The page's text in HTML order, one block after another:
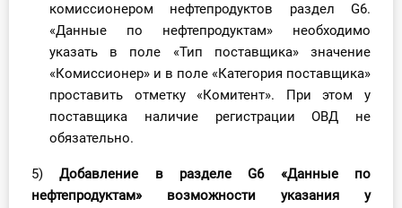
комиссионером нефтепродуктов раздел G6.
«Данные по нефтепродуктам» необходимо
указать в поле «Тип поставщика» значение
«Комиссионер» и в поле «Категория поставщика»
проставить отметку «Комитент». При этом у
поставщика наличие регистрации ОВД не
обязательно.
5)Добавление в разделе G6 «Данные по
нефтепродуктам» возможности указания у